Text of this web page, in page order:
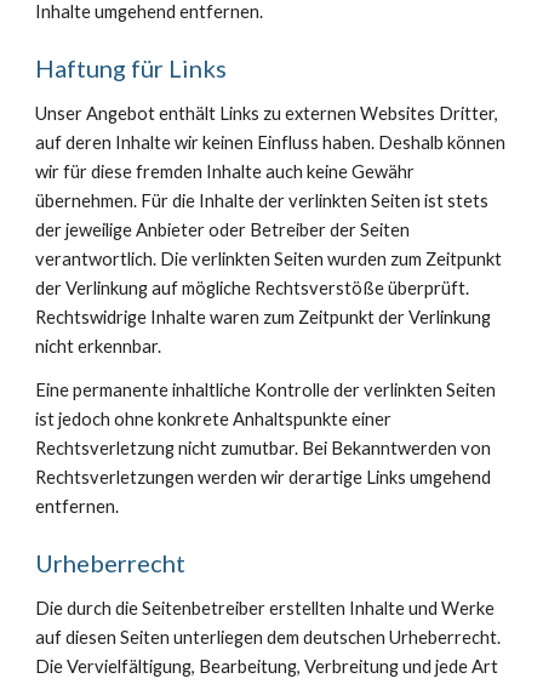
Inhalte umgehend entfernen.
Haftung für Links
Unser Angebot enthält Links zu externen Websites Dritter,
auf deren Inhalte wir keinen Einfluss haben. Deshalb können
wir für diese fremden Inhalte auch keine Gewähr
übernehmen. Für die Inhalte der verlinkten Seiten ist stets
der jeweilige Anbieter oder Betreiber der Seiten
verantwortlich. Die verlinkten Seiten wurden zum Zeitpunkt
der Verlinkung auf mögliche Rechtsverstöße überprüft.
Rechtswidrige Inhalte waren zum Zeitpunkt der Verlinkung
nicht erkennbar.
Eine permanente inhaltliche Kontrolle der verlinkten Seiten
ist jedoch ohne konkrete Anhaltspunkte einer
Rechtsverletzung nicht zumutbar. Bei Bekanntwerden von
Rechtsverletzungen werden wir derartige Links umgehend
entfernen.
Urheberrecht
Die durch die Seitenbetreiber erstellten Inhalte und Werke
auf diesen Seiten unterliegen dem deutschen Urheberrecht.
Die Vervielfältigung, Bearbeitung, Verbreitung und jede Art